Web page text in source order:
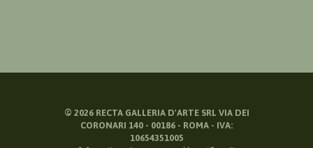
© 2026RECTA GALLERIA D'ARTE SRL VIA DEI
CORONARI 140 - 00186 - ROMA - IVA:
10654351005